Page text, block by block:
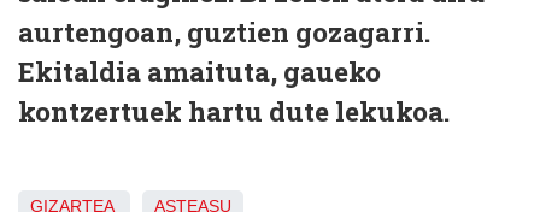
aurtengoan, guztien gozagarri.
Ekitaldia amaituta, gaueko
kontzertuek hartu dute lekukoa.
GIZARTEA ASTEASU